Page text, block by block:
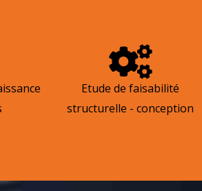
Etude de faisabilité
structurelle - conception​